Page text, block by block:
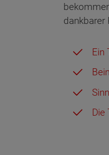
dankbarer
Ein
Die